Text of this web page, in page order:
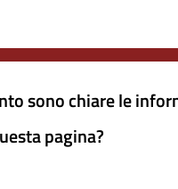
sono chiare le
pagina?